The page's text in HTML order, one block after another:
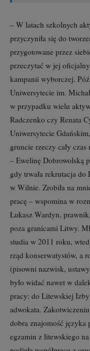
– W latach szkolnych
przyczyniła się do
przygotowane przez
przeczytać w jej
kampanii wyborczej.
Uniwersytecie im.
w przypadku wielu
Radczenko czy Renata
Uniwersytecie
gruncie rzeczy cały
– Ewelinę Dobrowolską
gdy trwała rekrutacja
w Wilnie. Zrobiła na
pracę – wspomina w
Łukasz Wardyn,
poza granicami Litwy.
studia w 2011 roku,
rząd konserwatystów, a
(pisowni nazwisk,
było widać nawet w
pracy: do Litewskiej
adwokata.
dobra znajomość języka
egzamin z litewskiego